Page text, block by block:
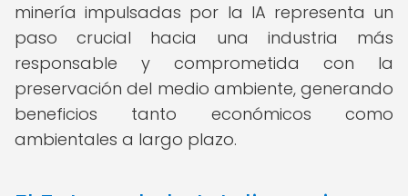
minería impulsadas por la IA representa un
paso crucial hacia una industria más
responsable y comprometida con la
preservación del medio ambiente, generando
beneficios tanto económicos como
ambientales a largo plazo.